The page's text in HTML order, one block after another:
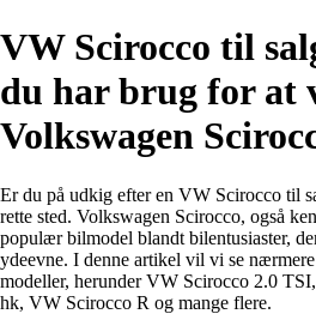
VW Scirocco til
du har brug for at
Volkswagen
Er du på udkig efter en VW Scirocco til
rette sted. Volkswagen Scirocco, også
populær bilmodel blandt bilentusiaster,
ydeevne. I denne artikel vil vi se
modeller, herunder VW Scirocco 2.0
hk, VW Scirocco R og mange flere.